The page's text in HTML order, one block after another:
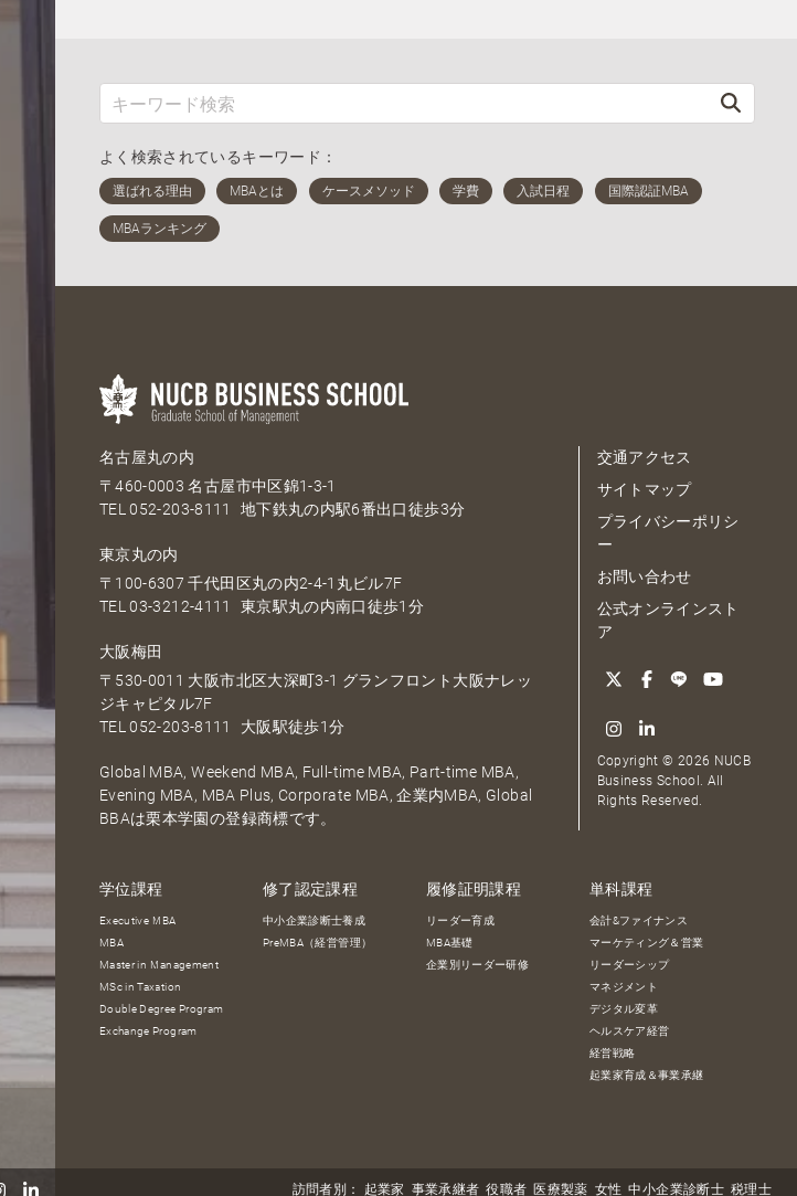
訪問者別： 起業家 事業承継者 役職者 医療製薬 女性 中小企業診断士 税理士
よく検索されているキーワード：
名古屋丸の内
〒460-0003 名古屋市中区錦1-3-1
TEL052-203-8111 地下鉄丸の内駅6番出口徒歩3分
東京丸の内
〒100-6307 千代田区丸の内2-4-1丸ビル7F
TEL03-3212-4111 東京駅丸の内南口徒歩1分
大阪梅田
〒530-0011 大阪市北区大深町3-1 グランフロント大阪ナレッ
ジキャピタル7F
TEL052-203-8111 大阪駅徒歩1分
Global MBA, Weekend MBA, Full-time MBA, Part-time MBA,
Evening MBA, MBA Plus, Corporate MBA, 企業内MBA, Global
BBAは栗本学園の登録商標です。
交通アクセス
サイトマップ
プライバシーポリシ
ー
お問い合わせ
公式オンラインスト
ア
Copyright © 2026 NUCB
Business School. All
Rights Reserved.
学位課程
Executive MBA
MBA
Master in Management
MSc in Taxation
Double Degree Program
Exchange Program
修了認定課程
中小企業診断士養成
PreMBA（経営管理）
履修証明課程
リーダー育成
MBA基礎
企業別リーダー研修
単科課程
会計&ファイナンス
マーケティング＆営業
リーダーシップ
マネジメント
デジタル変革
ヘルスケア経営
経営戦略
起業家育成＆事業承継